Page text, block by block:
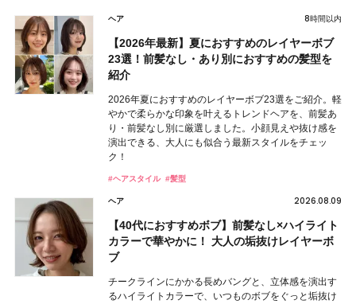
ヘア 8時間以内
【2026年最新】夏におすすめのレイヤーボブ
23選！前髪なし・あり別におすすめの髪型を
紹介
2026年夏におすすめのレイヤーボブ23選をご紹介。軽
やかで柔らかな印象を叶えるトレンドヘアを、前髪あ
り・前髪なし別に厳選しました。小顔見えや抜け感を
演出できる、大人にも似合う最新スタイルをチェッ
ク！
#ヘアスタイル #髪型
ヘア 2026.08.09
【40代におすすめボブ】前髪なし×ハイライト
カラーで華やかに！ 大人の垢抜けレイヤーボ
ブ
チークラインにかかる長めバングと、立体感を演出す
るハイライトカラーで、いつものボブをぐっと垢抜け